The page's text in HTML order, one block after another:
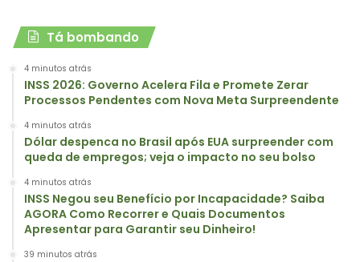
Tá bombando
4 minutos atrás
INSS 2026: Governo Acelera Fila e Promete Zerar
Processos Pendentes com Nova Meta Surpreendente
4 minutos atrás
Dólar despenca no Brasil após EUA surpreender com
queda de empregos; veja o impacto no seu bolso
4 minutos atrás
INSS Negou seu Benefício por Incapacidade? Saiba
AGORA Como Recorrer e Quais Documentos
Apresentar para Garantir seu Dinheiro!
39 minutos atrás